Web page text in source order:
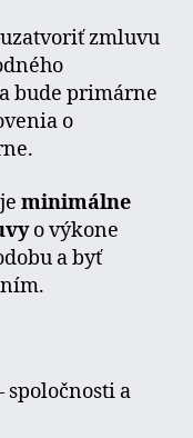
zmluvu
bude primárne
o
minimálne
o výkone
a byť
spoločnosti a